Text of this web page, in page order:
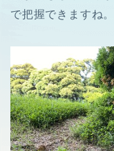
で把握できますね。